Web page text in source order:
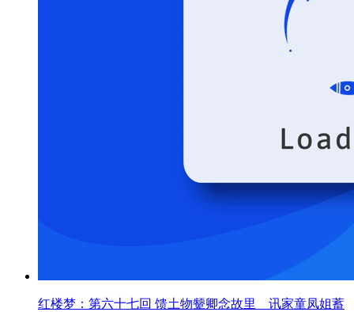
红楼梦：第六十七回 馈土物颦卿念故里 讯家童凤姐蓄